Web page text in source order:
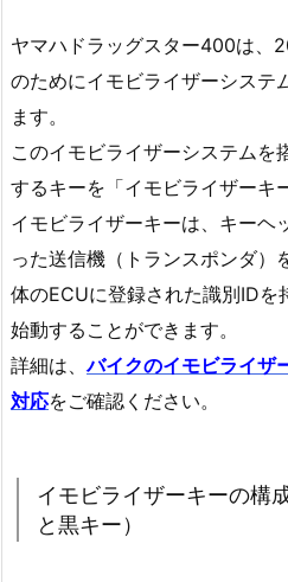
式
イ
モ
ビ
ザ
ー
付
き
カ
ギ
張
ヤマハドラッグスター400は、
のためにイモビライザーシステ
ます。
このイモビライザーシステムを
するキーを「イモビライザーキ
イモビライザーキーは、キーヘ
った送信機（トランスポンダ）
体のECUに登録された識別IDを
始動することができます。
詳細は、バイクのイモビライザ
対応をご確認ください。
イモビライザーキーの構
と黒キー）